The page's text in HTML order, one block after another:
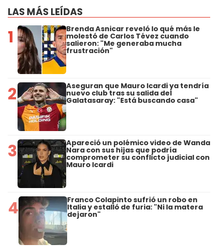
LAS MÁS LEÍDAS
1 Brenda Asnicar reveló lo qué más le
molestó de Carlos Tévez cuando
salieron: "Me generaba mucha
frustración"
2 Aseguran que Mauro Icardi ya tendría
nuevo club tras su salida del
Galatasaray: "Está buscando casa"
3 Apareció un polémico video de Wanda
Nara con sus hijas que podría
comprometer su conflicto judicial con
Mauro Icardi
4 Franco Colapinto sufrió un robo en
Italia y estalló de furia: "Ni la matera
dejaron"